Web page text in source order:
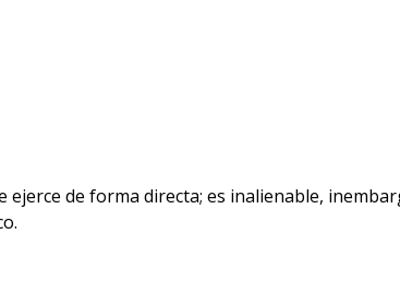
de forma directa; es inalienable,